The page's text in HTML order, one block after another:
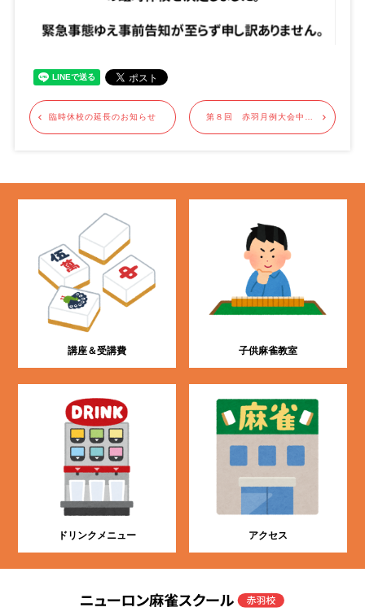
臨時休校の延長のお知らせ 第８回 赤羽月例大会中止のお知らせ
講座＆受講費 子供麻雀教室
ドリンクメニュー アクセス